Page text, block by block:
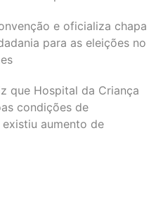
e oficializa chapa
para as eleições no
que Hospital da Criança
condições de
aumento de